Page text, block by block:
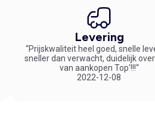
Levering
“Prijskwaliteit heel goed, snelle
sneller dan verwacht, duidelijk
van aankopen Top'!!!“
2022-12-08